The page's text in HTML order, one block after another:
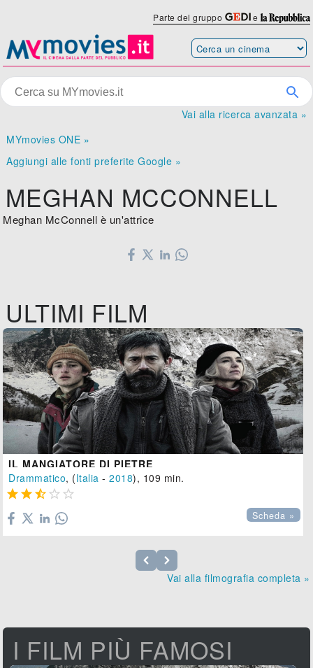
Parte del gruppo e
Vai alla ricerca avanzata »
MYmovies ONE »
Aggiungi alle fonti preferite Google »
MEGHAN MCCONNELL
Meghan McConnell è un'attrice
ULTIMI FILM
IL MANGIATORE DI PIETRE
Drammatico, (Italia -2018), 109 min.
    
Scheda »
Vai alla filmografia completa »
I FILM PIÙ FAMOSI